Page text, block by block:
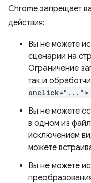
Chrome запрещает
действия:
Вы не можете
сценарии на
Ограничение
так и
onclick="...">
Вы не можете
в одном из
исключением
можете
Вы не можете